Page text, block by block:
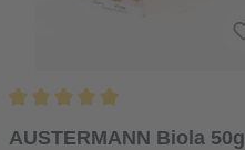
AUSTERMANN Biola 50g